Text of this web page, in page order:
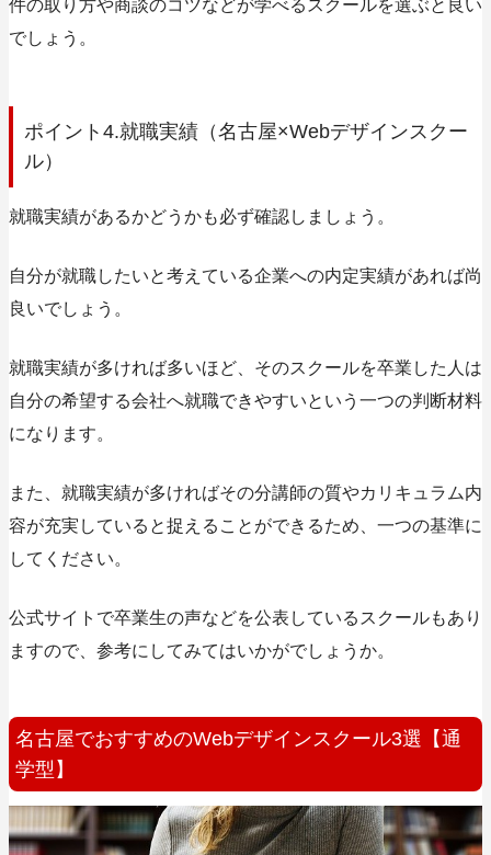
件の取り方や商談のコツなどが学べるスクールを選ぶと良い
でしょう。
ポイント4.就職実績（名古屋×Webデザインスクー
ル）
就職実績があるかどうかも必ず確認しましょう。
自分が就職したいと考えている企業への内定実績があれば尚
良いでしょう。
就職実績が多ければ多いほど、そのスクールを卒業した人は
自分の希望する会社へ就職できやすいという一つの判断材料
になります。
また、就職実績が多ければその分講師の質やカリキュラム内
容が充実していると捉えることができるため、一つの基準に
してください。
公式サイトで卒業生の声などを公表しているスクールもあり
ますので、参考にしてみてはいかがでしょうか。
名古屋でおすすめのWebデザインスクール3選【通
学型】